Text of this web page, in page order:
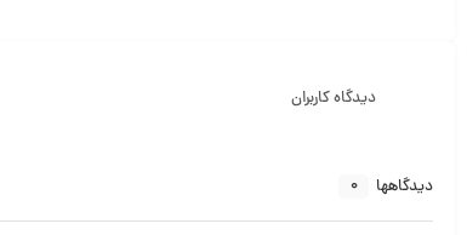
دیدگاه کاربران
دیدگاهها 0